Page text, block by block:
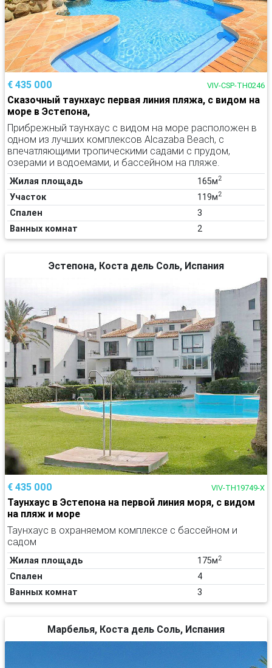
€ 435 000 VIV-CSP-TH0246
Сказочный таунхаус первая линия пляжа, с видом на
море в Эстепона,
Прибрежный таунхаус с видом на море расположен в
одном из лучших комплексов Alcazaba Beach, с
впечатляющими тропическими садами с прудом,
озерами и водоемами, и бассейном на пляже.
Жилая площадь 165м2
Участок 119м2
Спален
3
Ванных комнат
2
Эстепона, Коста дель Соль, Испания
€ 435 000 VIV-TH19749-X
Таунхаус в Эстепона на первой линия моря, с видом
на пляж и море
Таунхаус в охраняемом комплексе с бассейном и
садом
Жилая площадь 175м2
Спален
4
Ванных комнат
3
Марбелья, Коста дель Соль, Испания